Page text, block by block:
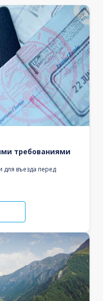
требованиями
для въезда перед